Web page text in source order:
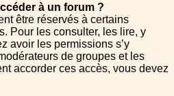
à un forum ?
être réservés à certains
Pour les consulter, les lire, y
avoir les permissions s’y
de groupes et les
accorder ces accès, vous devez